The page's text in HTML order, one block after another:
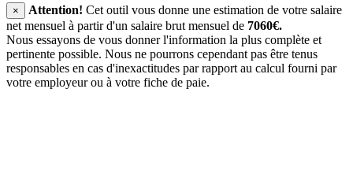
× Attention! Cet outil vous donne une estimation de votre salaire
net mensuel à partir d'un salaire brut mensuel de 7060€.
Nous essayons de vous donner l'information la plus complète et
pertinente possible. Nous ne pourrons cependant pas être tenus
responsables en cas d'inexactitudes par rapport au calcul fourni par
votre employeur ou à votre fiche de paie.